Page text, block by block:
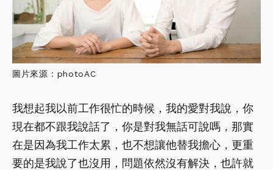
圖片來源：photoAC
我想起我以前工作很忙的時候，我的愛對我說，你
現在都不跟我說話了，你是對我無話可說嗎，那實
在是因為我工作太累，也不想讓他替我擔心，更重
要的是我說了也沒用，問題依然沒有解決，也許就